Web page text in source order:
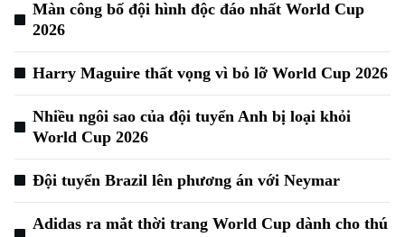
Xu hướng
Màn công bố đội hình độc đáo nhất World Cup
2026
Harry Maguire thất vọng vì bỏ lỡ World Cup 2026
Nhiều ngôi sao của đội tuyển Anh bị loại khỏi
World Cup 2026
Đội tuyển Brazil lên phương án với Neymar
Adidas ra mắt thời trang World Cup dành cho thú